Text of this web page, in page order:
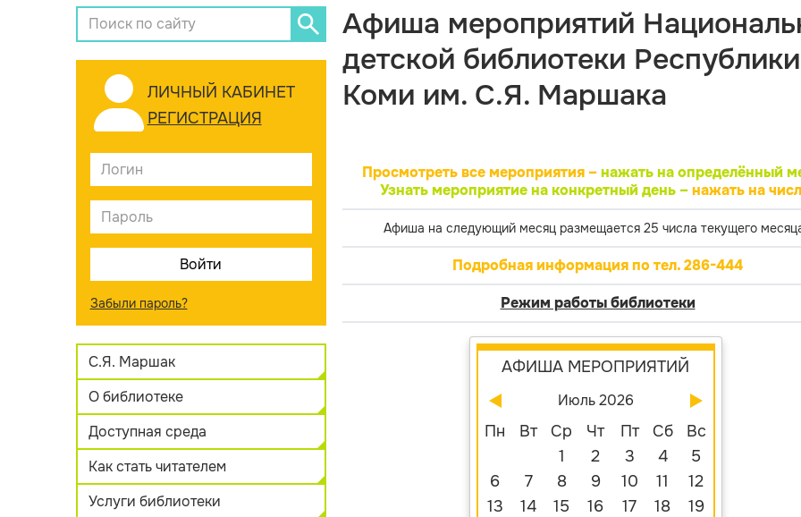
ЛИЧНЫЙ КАБИНЕТ
РЕГИСТРАЦИЯ
Забыли пароль?
С.Я. Маршак
О библиотеке
Доступная среда
Как стать читателем
Услуги библиотеки
Афиша мероприятий
детской библиотеки Республики
Коми им. С.Я. Маршака
Просмотреть все мероприятия – нажать на определённый
Узнать мероприятие на конкретный день –нажать на
Афиша на следующий месяц размещается 25 числа текущего
Подробная информация по тел. 286-444
Режим работы библиотеки
АФИША МЕРОПРИЯТИЙ
Июль 2026
Пн Вт Ср Чт Пт Сб
Вс
1
2 3 4
5
6
7 8 9 10 11
12
13
14 15 16 17 18
19